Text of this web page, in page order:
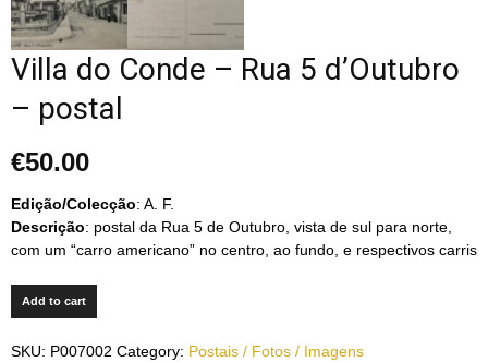
Villa do Conde – Rua 5 d’Outubro
– postal
€50.00
Edição/Colecção: A. F.
Descrição: postal da Rua 5 de Outubro, vista de sul para norte,
com um “carro americano” no centro, ao fundo, e respectivos carris
Add to cart
SKU: P007002 Category: Postais / Fotos / Imagens